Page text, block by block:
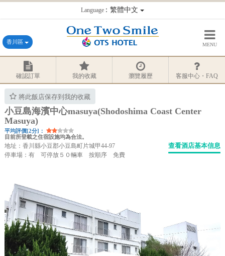
Language：繁體中文
香川區 MENU
確認訂單 我的收藏 瀏覽履歷 客服中心・FAQ
將此飯店保存到我的收藏
小豆島海濱中心masuya(Shodoshima Coast Center
Masuya)
平均評價[2分]：
目前所登載之住宿設施均為合法。
地址：香川縣小豆郡小豆島町片城甲44-97
停車場：有 可停放５０輛車 按順序 免費
查看酒店基本信息